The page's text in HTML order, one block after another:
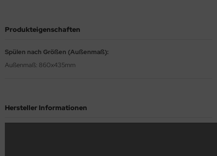
Produkteigenschaften
Spülen nach Größen (Außenmaß):
Außenmaß: 860x435mm
Hersteller Informationen